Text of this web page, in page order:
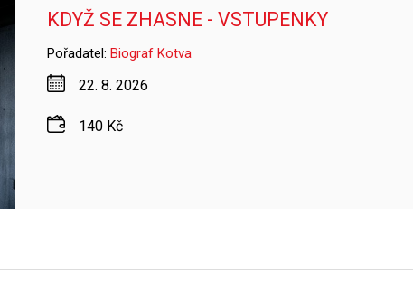
KDYŽ SE ZHASNE - VSTUPENKY
Pořadatel: Biograf Kotva
22. 8. 2026
140 Kč